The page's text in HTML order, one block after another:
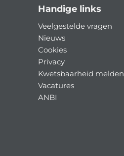
Handige links
Veelgestelde vragen
Nieuws
Cookies
Privacy
Kwetsbaarheid melden
Vacatures
ANBI